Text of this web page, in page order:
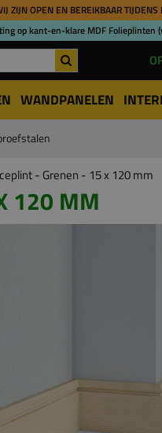
ZIJN OPEN EN BEREIKBAAR TIJDENS
op kant-en-klare MDF
WANDPANELEN
- Grenen - 15 x 120 mm
120 MM